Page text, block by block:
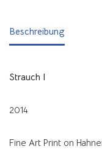
Beschreibung
Strauch I
2014
Fine Art Print on